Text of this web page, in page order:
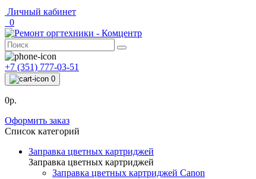
Личный кабинет
0
+7 (351) 777-03-51
0
0р.
Оформить заказ
Список категорий
Заправка цветных картриджей
Заправка цветных картриджей
Заправка цветных картриджей Canon